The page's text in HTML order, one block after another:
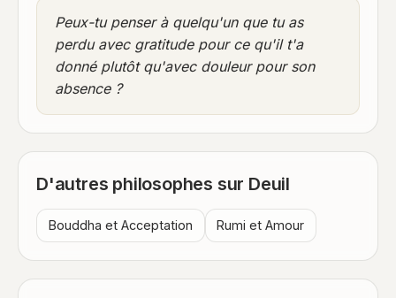
Peux-tu penser à quelqu'un que tu as
perdu avec gratitude pour ce qu'il t'a
donné plutôt qu'avec douleur pour son
absence ?
D'autres philosophes sur Deuil
Bouddha et Acceptation Rumi et Amour